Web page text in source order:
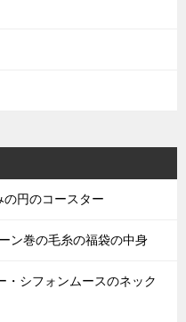
円のコースター
ン巻の毛糸の福袋の中身
シフォンムースのネック